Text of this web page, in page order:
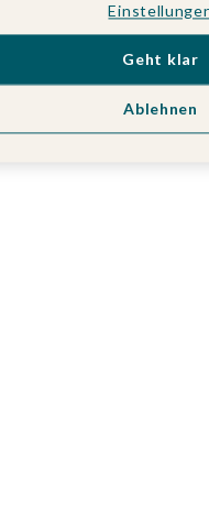
Ablehnen
Geht klar